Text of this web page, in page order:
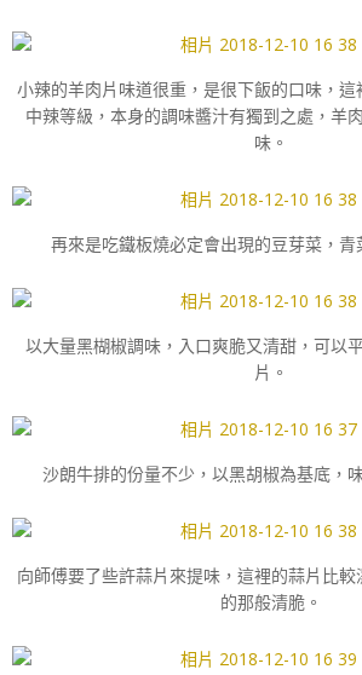
小辣的羊肉片味道很重，是很下飯的口味，
中辣等級，本身的調味醬汁有獨到之處，羊
味。
再來是吃鐵板燒必定會出現的豆芽菜，青
以大量黑楜椒調味，入口爽脆又清甜，可以
片。
沙朗牛排的份量不少，以黑胡椒為基底，
向師傅要了些許蒜片來提味，這裡的蒜片比
的那般清脆。